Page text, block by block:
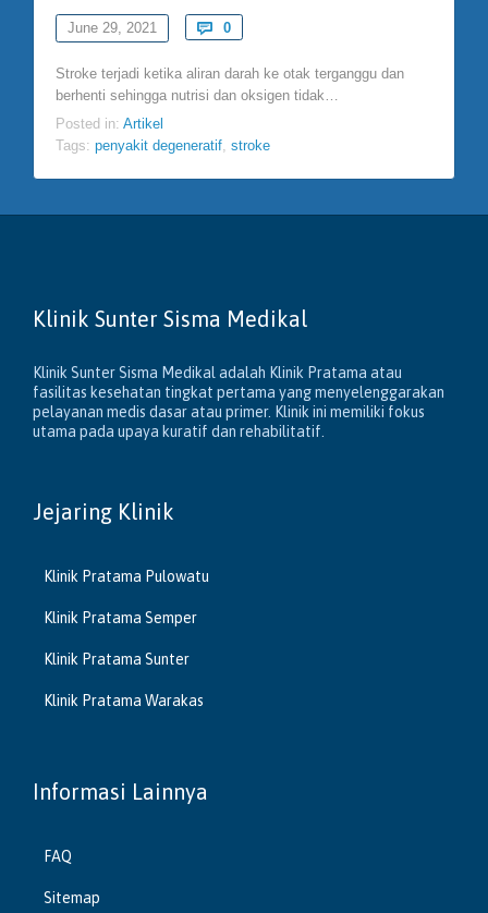
June 29, 2021  0Comments
Stroke terjadi ketika aliran darah ke otak terganggu dan
berhenti sehingga nutrisi dan oksigen tidak…
Posted in: Artikel
Tags: penyakit degeneratif, stroke
Klinik Sunter Sisma Medikal
Klinik Sunter Sisma Medikal adalah Klinik Pratama atau
fasilitas kesehatan tingkat pertama yang menyelenggarakan
pelayanan medis dasar atau primer. Klinik ini memiliki fokus
utama pada upaya kuratif dan rehabilitatif.
Jejaring Klinik
Klinik Pratama Pulowatu
Klinik Pratama Semper
Klinik Pratama Sunter
Klinik Pratama Warakas
Informasi Lainnya
FAQ
Sitemap